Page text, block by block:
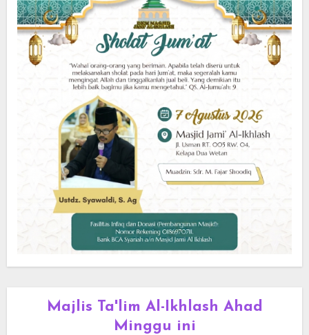
Majlis Ta'lim Al-Ikhlash Ahad
Minggu ini